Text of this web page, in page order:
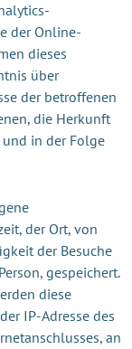
der Online-
dieses
über
der betroffenen
die Herkunft
in der Folge
der Ort, von
der Besuche
gespeichert.
diese
IP-Adresse des
an